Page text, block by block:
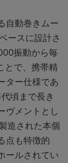
自動巻きムー
ースに設計さ
振動から毎
とで、携帯精
ター仕様であ
頃まで長き
ヴメントとし
造された本個
点も特徴的
ールされてい